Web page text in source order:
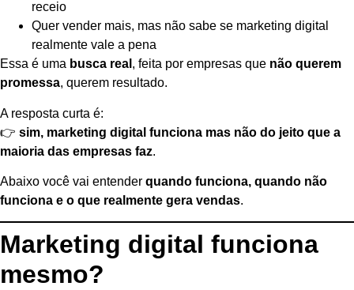
receio
Quer vender mais, mas não sabe se marketing digital
realmente vale a pena
Essa é uma busca real , feita por empresas que não querem
promessa, querem resultado.
A resposta curta é:
👉 sim, marketing digital funciona mas não do jeito que a
maioria das empresas faz.
Abaixo você vai entender quando funciona, quando não
funciona e o que realmente gera vendas.
Marketing digital funciona
mesmo?